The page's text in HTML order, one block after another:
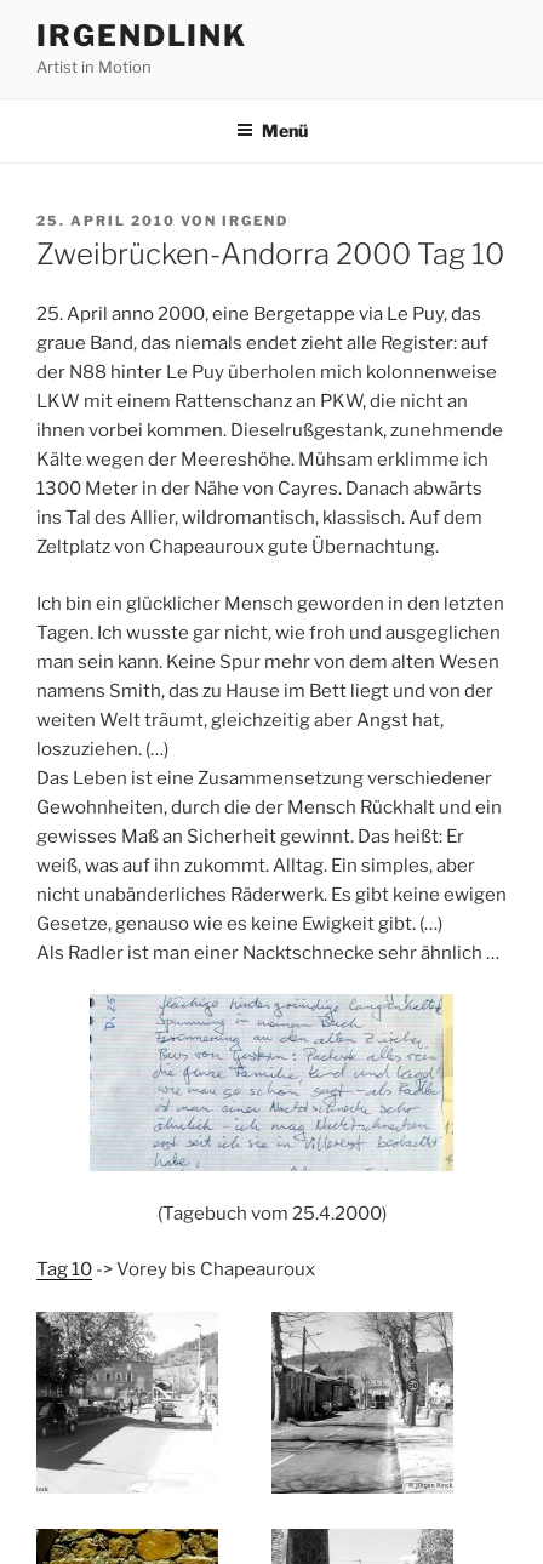
Inhalt
springen
IRGENDLINK
Artist in Motion
Menü
VERÖFFENTLICHT
AM
25. APRIL 2010 VON IRGEND
Zweibrücken-Andorra 2000 Tag 10
25. April anno 2000, eine Bergetappe via Le Puy, das
graue Band, das niemals endet zieht alle Register: auf
der N88 hinter Le Puy überholen mich kolonnenweise
LKW mit einem Rattenschanz an PKW, die nicht an
ihnen vorbei kommen. Dieselrußgestank, zunehmende
Kälte wegen der Meereshöhe. Mühsam erklimme ich
1300 Meter in der Nähe von Cayres. Danach abwärts
ins Tal des Allier, wildromantisch, klassisch. Auf dem
Zeltplatz von Chapeauroux gute Übernachtung.
Ich bin ein glücklicher Mensch geworden in den letzten
Tagen. Ich wusste gar nicht, wie froh und ausgeglichen
man sein kann. Keine Spur mehr von dem alten Wesen
namens Smith, das zu Hause im Bett liegt und von der
weiten Welt träumt, gleichzeitig aber Angst hat,
loszuziehen. (…)
Das Leben ist eine Zusammensetzung verschiedener
Gewohnheiten, durch die der Mensch Rückhalt und ein
gewisses Maß an Sicherheit gewinnt. Das heißt: Er
weiß, was auf ihn zukommt. Alltag. Ein simples, aber
nicht unabänderliches Räderwerk. Es gibt keine ewigen
Gesetze, genauso wie es keine Ewigkeit gibt. (…)
Als Radler ist man einer Nacktschnecke sehr ähnlich …
(Tagebuch vom 25.4.2000)
Tag 10 -> Vorey bis Chapeauroux